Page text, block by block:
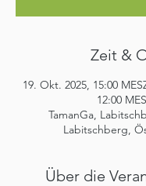
Zeit &
19. Okt. 2025, 15:00
12:00
TamanGa,
Labitschberg,
Über die